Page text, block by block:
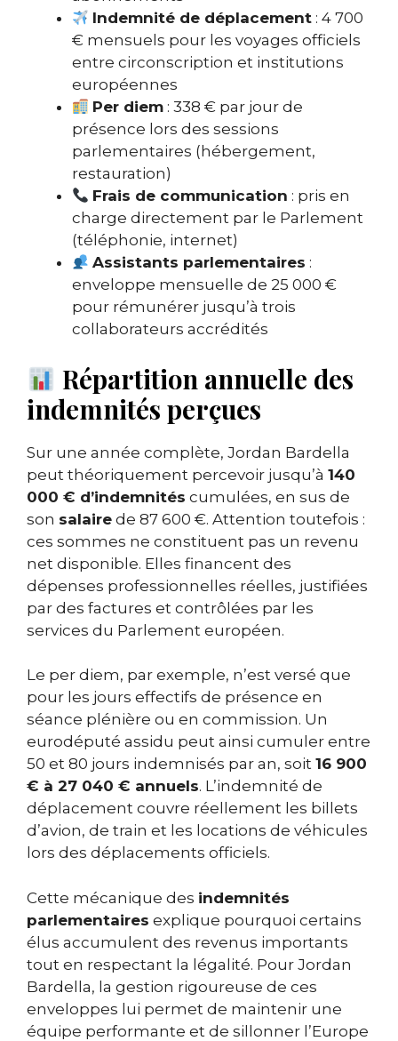
Indemnité de déplacement : 4 700
€ mensuels pour les voyages officiels
entre circonscription et institutions
européennes
Per diem : 338 € par jour de
présence lors des sessions
parlementaires (hébergement,
restauration)
Frais de communication : pris en
charge directement par le Parlement
(téléphonie, internet)
Assistants parlementaires :
enveloppe mensuelle de 25 000 €
pour rémunérer jusqu’à trois
collaborateurs accrédités
Répartition annuelle des
indemnités perçues
Sur une année complète, Jordan Bardella
peut théoriquement percevoir jusqu’à 140
000 € d’indemnités cumulées, en sus de
son salaire de 87 600 €. Attention toutefois :
ces sommes ne constituent pas un revenu
net disponible. Elles financent des
dépenses professionnelles réelles, justifiées
par des factures et contrôlées par les
services du Parlement européen.
Le per diem, par exemple, n’est versé que
pour les jours effectifs de présence en
séance plénière ou en commission. Un
eurodéputé assidu peut ainsi cumuler entre
50 et 80 jours indemnisés par an, soit 16 900
€ à 27 040 € annuels. L’indemnité de
déplacement couvre réellement les billets
d’avion, de train et les locations de véhicules
lors des déplacements officiels.
Cette mécanique des indemnités
parlementaires explique pourquoi certains
élus accumulent des revenus importants
tout en respectant la légalité. Pour Jordan
Bardella, la gestion rigoureuse de ces
enveloppes lui permet de maintenir une
équipe performante et de sillonner l’Europe